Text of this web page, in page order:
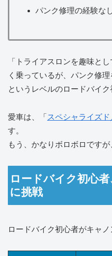
パンク修理の経験な
「トライアスロンを趣味と
く乗っているが、パンク修
というレベルのロードバイク
愛車は、「 スペシャライズ
す。
もう、かなりボロボロですが
ロードバイク初心
に挑戦
ロードバイク初心者がキャノ